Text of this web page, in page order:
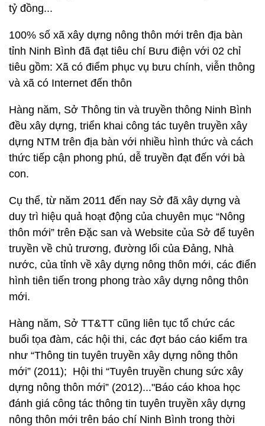
tỷ đồng...
100% số xã xây dựng nông thôn mới trên địa bàn
tỉnh Ninh Bình đã đạt tiêu chí Bưu điện với 02 chỉ
tiêu gồm: Xã có điểm phục vụ bưu chính, viễn thông
và xã có Internet đến thôn
Hàng năm, Sở Thông tin và truyền thông Ninh Bình
đều xây dựng, triển khai công tác tuyên truyền xây
dựng NTM trên địa bàn với nhiều hình thức và cách
thức tiếp cận phong phú, dễ truyền đạt đến với bà
con.
Cụ thể, từ năm 2011 đến nay Sở đã xây dựng và
duy trì hiệu quả hoạt động của chuyên mục “Nông
thôn mới” trên Đặc san và Website của Sở để tuyên
truyền về chủ trương, đường lối của Đảng, Nhà
nước, của tỉnh về xây dựng nông thôn mới, các điển
hình tiên tiến trong phong trào xây dựng nông thôn
mới.
Hàng năm, Sở TT&TT cũng liên tục tổ chức các
buổi tọa đàm, các hội thi, các đợt báo cáo kiểm tra
như “Thông tin tuyên truyền xây dựng nông thôn
mới” (2011); Hội thi “Tuyên truyền chung sức xây
dựng nông thôn mới” (2012)..."Báo cáo khoa học
đánh giá công tác thông tin tuyên truyền xây dựng
nông thôn mới trên báo chí Ninh Bình trong thời